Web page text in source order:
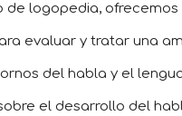
de logopedia, ofrecemos
evaluar y tratar una
del habla y el
el desarrollo del